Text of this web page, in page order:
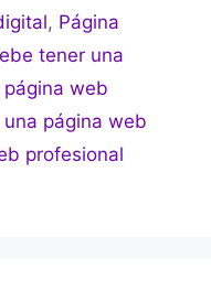
, Página
tener una
web
página web
profesional